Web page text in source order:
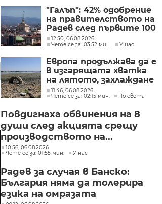
"Галъп": 42% одобрение
на правителството на
Радев след първите 100
дни управление
12:50, 06.08.2026
Чете се за: 03:52 мин.
У нас
Европа продължава да е
в изгарящата хватка
на лятото, захлаждане
се очаква в края на
седмицата
11:46, 06.08.2026
Чете се за: 02:15 мин.
По света
Повдигнаха обвинения на 8
души след акцията срещу
производството на...
10:56, 06.08.2026
Чете се за: 01:55 мин.
У нас
Радев за случая в Банско:
България няма да толерира
езика на омразата